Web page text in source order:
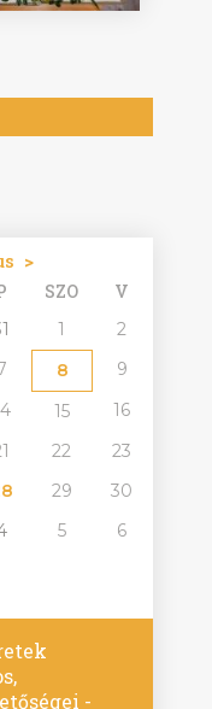
>
SZO V
1
2
8
9
15
16
22
23
29
30
5 6
-